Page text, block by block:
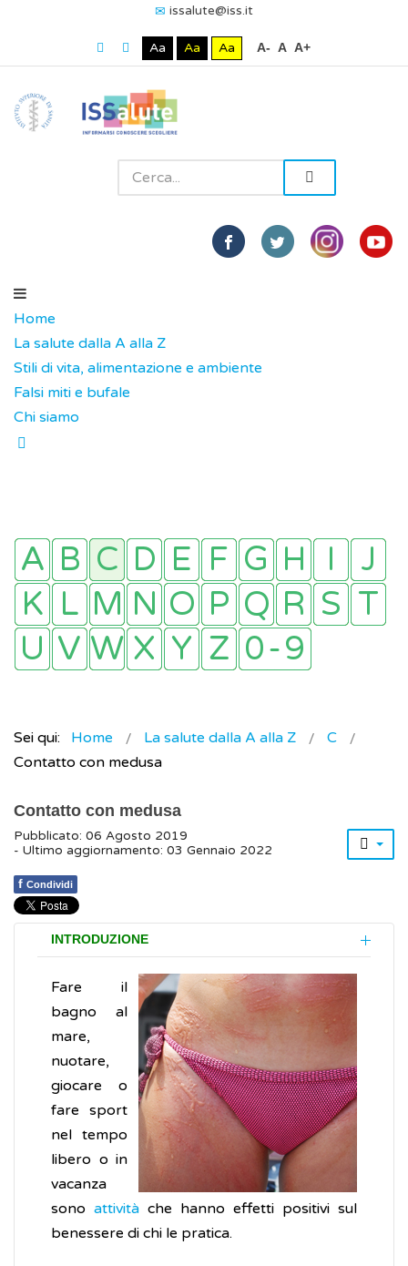
issalute@iss.it
Aa Aa Aa A- A A+
Home
La salute dalla A alla Z
Stili di vita, alimentazione e ambiente
Falsi miti e bufale
Chi siamo
Sei qui: Home La salute dalla A alla Z
C
Contatto con medusa
Contatto con medusa
Pubblicato: 06 Agosto 2019
- Ultimo aggiornamento: 03 Gennaio 2022
f Condividi
INTRODUZIONE
Fare il
bagno al
mare,
nuotare,
giocare o
fare sport
nel tempo
libero o in
vacanza
sono attività che hanno effetti positivi sul
benessere di chi le pratica.